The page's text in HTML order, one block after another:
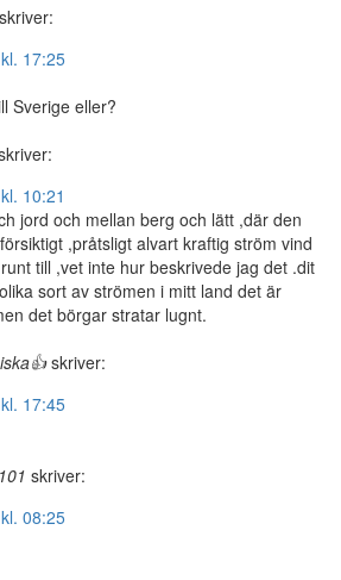
skriver:
17:25
Sverige eller?
10:21
jord och mellan berg och lätt ,där den
,pråtsligt alvart kraftig ström vind
till ,vet inte hur beskrivede jag det .dit
sort av strömen i mitt land det är
det börgar stratar lugnt.
skriver:
17:45
skriver:
08:25